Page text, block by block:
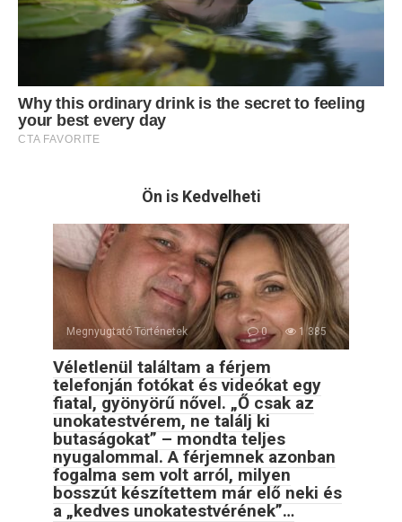
Ön is Kedvelheti
Megnyugtató Történetek 0 1 385
Véletlenül találtam a férjem
telefonján fotókat és videókat egy
fiatal, gyönyörű nővel. „Ő csak az
unokatestvérem, ne találj ki
butaságokat” – mondta teljes
nyugalommal. A férjemnek azonban
fogalma sem volt arról, milyen
bosszút készítettem már elő neki és
a „kedves unokatestvérének”…